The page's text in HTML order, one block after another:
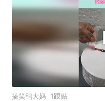
搞笑鸭大妈 1跟贴